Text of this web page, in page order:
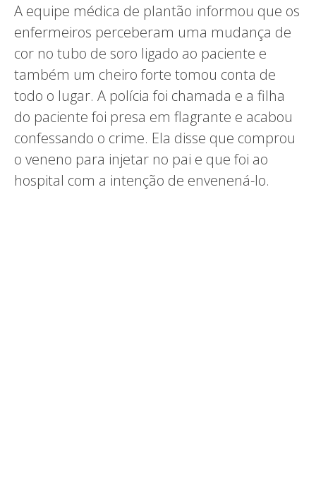
A equipe médica de plantão informou que os
enfermeiros perceberam uma mudança de
cor no tubo de soro ligado ao paciente e
também um cheiro forte tomou conta de
todo o lugar. A polícia foi chamada e a filha
do paciente foi presa em flagrante e acabou
confessando o crime. Ela disse que comprou
o veneno para injetar no pai e que foi ao
hospital com a intenção de envenená-lo.